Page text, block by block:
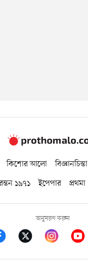
কিশোর আলো বিজ্ঞানচিন্তা
১৯৭১ ইপেপার প্রথমা
অনুসরণ করুন